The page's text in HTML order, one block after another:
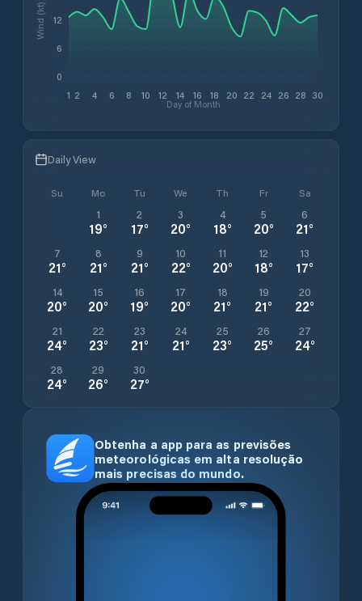
1 2 4 6 8 10 12 14 16 18 20 22 24 26 28 30
Day of Month
0
6
12
Wind (kt)
Daily View
Su Mo Tu We Th Fr Sa
1
19°
2
17°
3
20°
4
18°
5
20°
6
21°
7
21°
8
21°
9
21°
10
22°
11
20°
12
18°
13
17°
14
20°
15
20°
16
19°
17
20°
18
21°
19
21°
20
22°
21
24°
22
23°
23
21°
24
21°
25
23°
26
25°
27
24°
28
24°
29
26°
30
27°
Obtenha a app para as previsões
meteorológicas em alta resolução
mais precisas do mundo.